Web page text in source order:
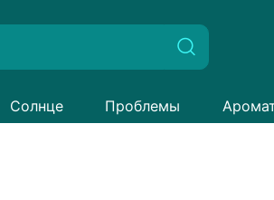
Солнце Проблемы